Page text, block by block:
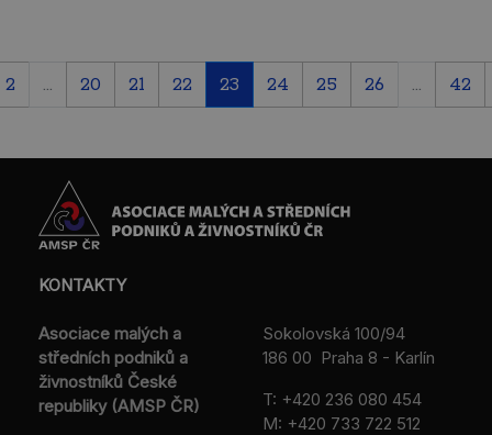
2 ... 20 21 22 23 24 25 26 ... 42
KONTAKTY
Asociace malých a
středních podniků a
živnostníků České
republiky (AMSP ČR)
Sokolovská 100/94
186 00 Praha 8 - Karlín
T: +420 236 080 454
M: +420 733 722 512